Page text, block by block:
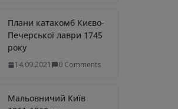
Плани катакомб Києво-
Печерської лаври 1745
року
14.09.2021 0 Comments
Мальовничий Київ